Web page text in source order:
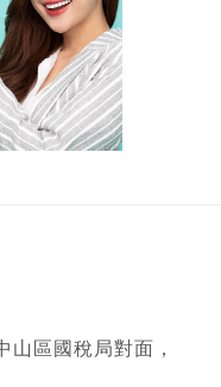
區國稅局對面，